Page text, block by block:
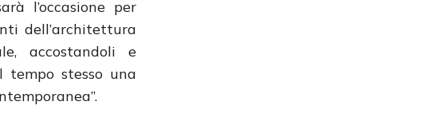
l’occasione per
dell’architettura
accostandoli e
tempo stesso una